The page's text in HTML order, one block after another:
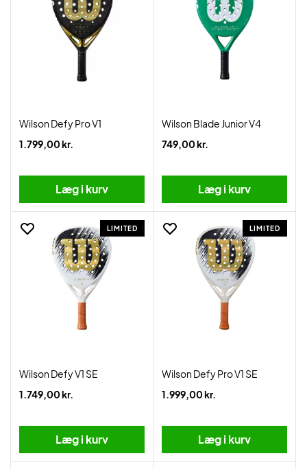
Wilson Defy Pro V1
1.799,00 kr.
Læg i kurv
Wilson Blade Junior V4
749,00 kr.
Læg i kurv
LIMITED
Wilson Defy V1 SE
1.749,00 kr.
Læg i kurv
LIMITED
Wilson Defy Pro V1 SE
1.999,00 kr.
Læg i kurv